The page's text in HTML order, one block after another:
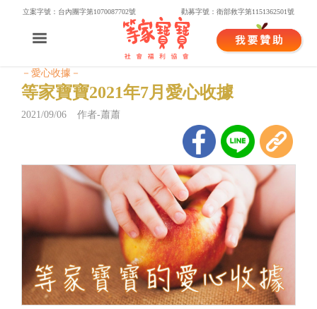
立案字號：台內團字第1070087702號 勸募字號：衛部救字第1151362501號
－愛心收據－
等家寶寶2021年7月愛心收據
2021/09/06 作者-蕭蕭